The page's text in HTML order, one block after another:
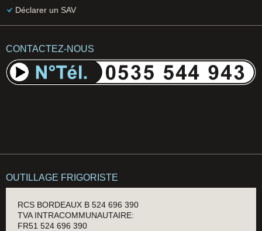
Déclarer un SAV
CONTACTEZ-NOUS
OUTILLAGE FRIGORISTE
RCS BORDEAUX B 524 696 390
TVA INTRACOMMUNAUTAIRE:
FR51 524 696 390